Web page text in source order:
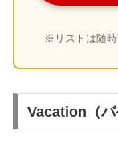
※リストは随時
Vacation（バ